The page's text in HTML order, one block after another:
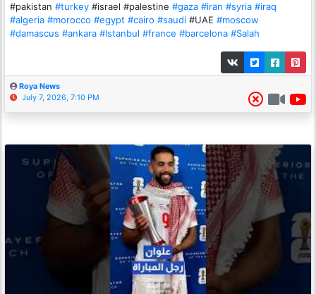
#pakistan #turkey #israel #palestine #gaza #iran #syria #iraq
#algeria #morocco #egypt #cairo #saudi #UAE #moscow
#damascus #ankara #Istanbul #france #barcelona #Salah
Roya News
July 7, 2026, 7:10 PM